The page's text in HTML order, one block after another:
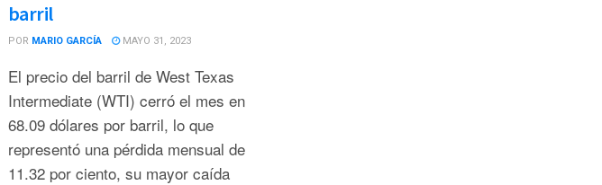
barril
POR MARIO GARCÍA MAYO 31, 2023
El precio del barril de West Texas
Intermediate (WTI) cerró el mes en
68.09 dólares por barril, lo que
representó una pérdida mensual de
11.32 por ciento, su mayor caída